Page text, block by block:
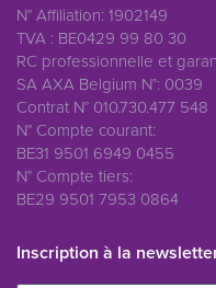
N° Affiliation: 1902149
TVA : BE0429 99 80 30
RC professionnelle et
SA AXA Belgium N°: 0039
Contrat N° 010.730.477 548
N° Compte courant:
BE31 9501 6949 0455
N° Compte tiers:
BE29 9501 7953 0864
Inscription à la